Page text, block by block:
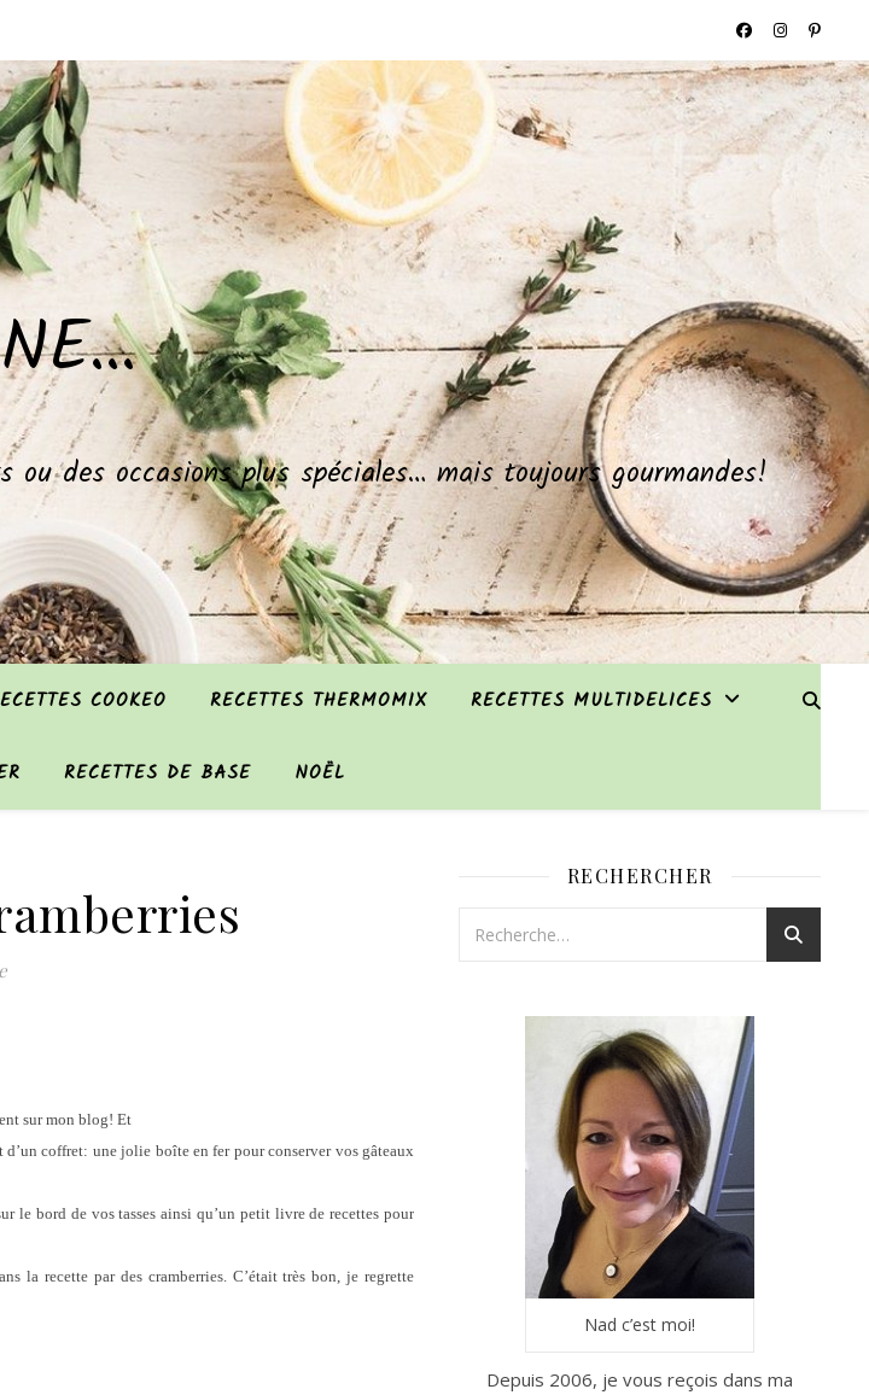
des occasions plus spéciales… mais toujours gourmandes!
COOKEO RECETTES THERMOMIX RECETTES MULTIDELICES
RECETTES DE BASE NOËL
sur mon blog! Et
coffret: une jolie boîte en fer pour conserver vos gâteaux
le bord de vos tasses ainsi qu’un petit livre de recettes pour
la recette par des cramberries. C’était très bon, je regrette
RECHERCHER
Nad c’est moi!
Depuis 2006, je vous reçois dans ma